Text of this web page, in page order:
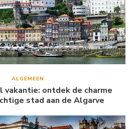
ALGEMEEN
vakantie: ontdek de charme
stad aan de Algarve